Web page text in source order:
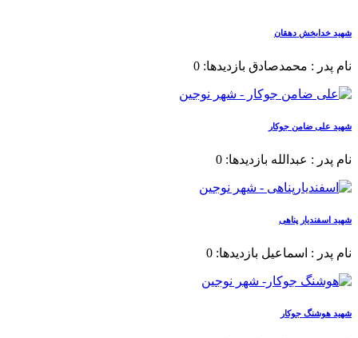
شهید خدابخش دهقان
نام پدر : محمدصادق بازدیدها: 0
شهید علی ضامن جوکار
نام پدر : عبدالله بازدیدها: 0
شهید اسفندیار پناهی
نام پدر : اسماعیل بازدیدها: 0
شهید هوشنگ جوکار